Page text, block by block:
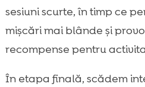
sesiuni scurte, în timp ce
mișcări mai blânde și
recompense pentru
În etapa finală, scădem